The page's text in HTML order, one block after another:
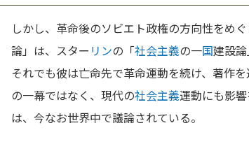
しかし、革命後のソビエト政権の方向性をめ
論」は、スター リンの「社会主義の一国建設
それでも彼は亡命先で革命運動を続け、著作
の一幕ではなく、現代の社会主義運動にも影
は、今なお世界中で議論されている。